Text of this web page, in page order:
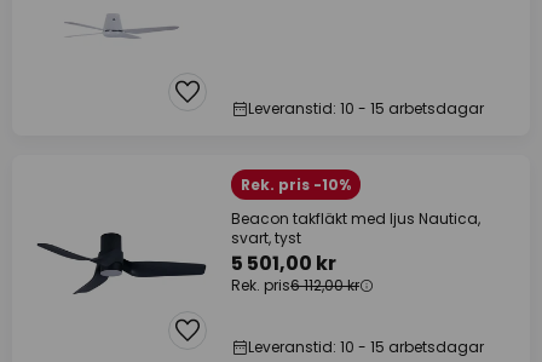
Leveranstid: 10 - 15 arbetsdagar
Rek. pris -10%
Beacon takfläkt med ljus Nautica,
svart, tyst
5 501,00 kr
Rek. pris6 112,00 kr
Leveranstid: 10 - 15 arbetsdagar